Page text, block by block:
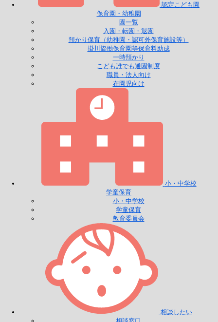
認定こども園
保育園・幼稚園
園一覧
入園・転園・退園
預かり保育（幼稚園・認可外保育施設等）
掛川協働保育園等保育料助成
一時預かり
こども誰でも通園制度
職員・法人向け
在園児向け
小・中学校
学童保育
小・中学校
学童保育
教育委員会
相談したい